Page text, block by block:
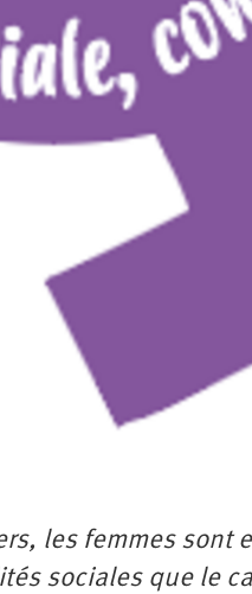
les femmes sont
sociales que le